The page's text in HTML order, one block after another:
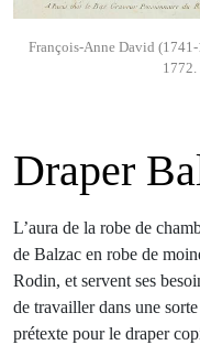
François-Anne David
1772.
Draper
L’aura de la robe de
de Balzac en robe de
Rodin, et servent ses
de travailler dans une
prétexte pour le draper